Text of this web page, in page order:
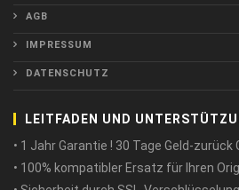
AGB
IMPRESSUM
DATENSCHUTZ
LEITFADEN UND
• 1 Jahr Garantie ! 30 Tage Geld-zurück
• 100% kompatibler Ersatz für Ihren